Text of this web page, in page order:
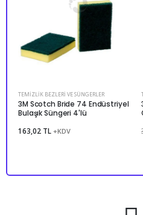
TEMIZLIK BEZLERI VE SÜNGERLER
3M Scotch Bride 74 Endüstriyel
Bulaşık Süngeri 4'lü
163,02 TL +KDV